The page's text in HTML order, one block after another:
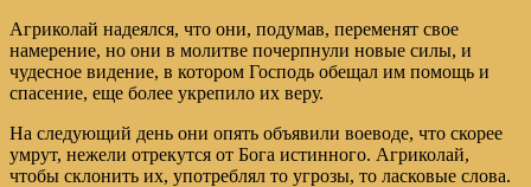
Агриколай надеялся, что они, подумав, переменят свое
намерение, но они в молитве почерпнули новые силы, и
чудесное видение, в котором Господь обещал им помощь и
спасение, еще более укрепило их веру.
На следующий день они опять объявили воеводе, что скорее
умрут, нежели отрекутся от Бога истинного. Агриколай,
чтобы склонить их, употреблял то угрозы, то ласковые слова.